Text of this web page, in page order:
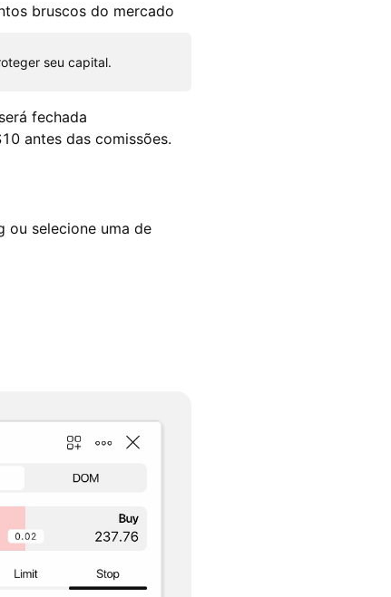
bruscos do mercado
seu capital.
fechada
antes das comissões.
ou selecione uma de